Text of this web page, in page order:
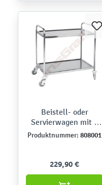
Beistell- oder
Servierwagen mit 2
Etagen
Produktnummer: 808001
229,90 €